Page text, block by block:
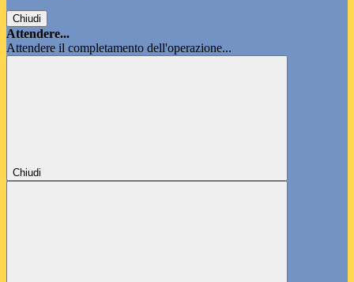
Chiudi
Attendere...
Attendere il completamento dell'operazione...
Chiudi